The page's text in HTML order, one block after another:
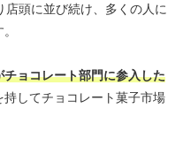
頭に並び続け、多くの人に
チョコレート部門に参入した
持してチョコレート菓子市場